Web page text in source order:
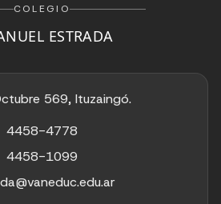
COLEGIO
ESTRADA
569, Ituzaingó.
4458-4778
4458-1099